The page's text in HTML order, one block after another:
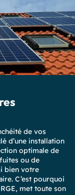
de vos
d’une installation
optimale de
ou de
bien votre
C’est pourquoi
met toute son